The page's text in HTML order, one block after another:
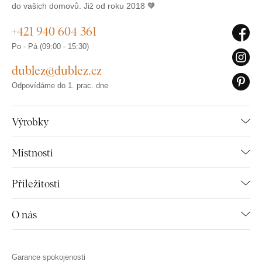
do vašich domovů. Již od roku 2018 🧡
Výrobky
Místnosti
Příležitosti
O nás
+421 940 604 361
Po - Pá (09:00 - 15:30)
dublez@dublez.cz
Odpovídáme do 1. prac. dne
Garance spokojenosti